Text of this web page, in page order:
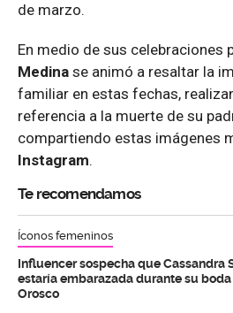
de marzo.
En medio de sus celebraciones
Medina se animó a resaltar la
familiar en estas fechas,
referencia a la muerte de su
compartiendo estas imágenes
Instagram.
Te recomendamos
Íconos femeninos
Influencer sospecha que Cassandra
estaría embarazada durante su
Orosco